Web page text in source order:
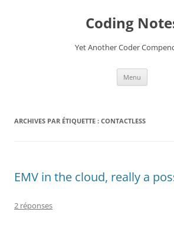
Coding
Yet Another Coder
Menu
ARCHIVES PAR ÉTIQUETTE : CONTACTLESS
EMV in the cloud, really a
2 réponses